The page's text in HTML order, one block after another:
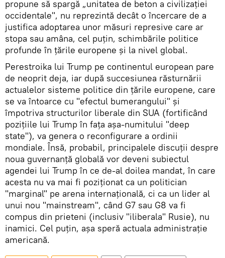
propune să spargă „unitatea de beton a civilizației
occidentale", nu reprezintă decât o încercare de a
justifica adoptarea unor măsuri represive care ar
stopa sau amâna, cel puțin, schimbările politice
profunde în țările europene și la nivel global.
Perestroika lui Trump pe continentul european pare
de neoprit deja, iar după succesiunea răsturnării
actualelor sisteme politice din țările europene, care
se va întoarce cu "efectul bumerangului" și
împotriva structurilor liberale din SUA (fortificând
pozițiile lui Trump în fața așa-numitului "deep
state"), va genera o reconfigurare a ordinii
mondiale. Însă, probabil, principalele discuții despre
noua guvernanță globală vor deveni subiectul
agendei lui Trump în ce de-al doilea mandat, în care
acesta nu va mai fi poziționat ca un politician
"marginal" pe arena internațională, ci ca un lider al
unui nou "mainstream", când G7 sau G8 va fi
compus din prieteni (inclusiv "iliberala" Rusie), nu
inamici. Cel puțin, așa speră actuala administrație
americană.